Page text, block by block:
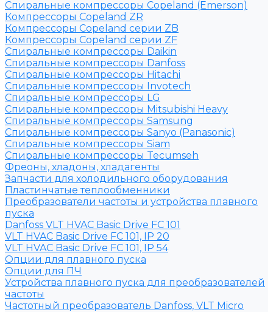
Спиральные компрессоры Copeland (Emerson)
Компрессоры Copeland ZR
Компрессоры Copeland серии ZB
Компрессоры Copeland серии ZF
Спиральные компрессоры Daikin
Спиральные компрессоры Danfoss
Спиральные компрессоры Hitachi
Спиральные компрессоры Invotech
Спиральные компрессоры LG
Спиральные компрессоры Mitsubishi Heavy
Спиральные компрессоры Samsung
Спиральные компрессоры Sanyo (Panasonic)
Спиральные компрессоры Siam
Спиральные компрессоры Tecumseh
Фреоны, хладоны, хладагенты
Запчасти для холодильного оборудования
Пластинчатые теплообменники
Преобразователи частоты и устройства плавного
пуска
Danfoss VLT HVAC Basic Drive FC 101
VLT HVAC Basic Drive FC 101, IP 20
VLT HVAC Basic Drive FC 101, IP 54
Опции для плавного пуска
Опции для ПЧ
Устройства плавного пуска для преобразователей
частоты
Частотный преобразователь Danfoss, VLT Micro